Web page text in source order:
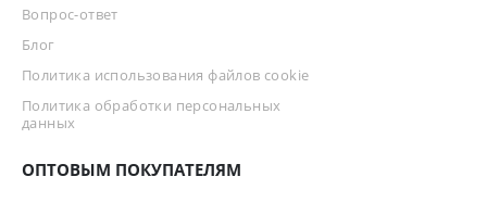
Вопрос-ответ
Блог
Политика использования файлов cookie
Политика обработки персональных
данных
ОПТОВЫМ ПОКУПАТЕЛЯМ